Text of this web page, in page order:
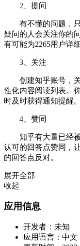
2、提问
有不懂的问题，只
疑问的人会关注你的
有可能为2265用户详
3、关注
创建知乎账号，关
性化内容阅读列表。
时及时获得通知提醒。
4、赞同
知乎有大量已经被
认可的回答点赞同，
的回答点反对。
展开全部
收起
应用信息
开发者： 未知
应用语言： 中文